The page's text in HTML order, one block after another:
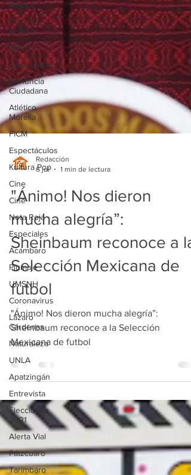
México
Chismes
políticos
AMLO
Universidad
Denuncia
Ciudadana
Atlético
Morelia
FICM
Espectáculos
Kultura Pop
Cine
Cine
Nota Roja
Especiales
Acámbaro
Plumaje
UMSNH
Coronavirus
Lázaro
Cárdenas
Naturaleza
UNLA
Apatzingán
Entrevista
Elecciones
2021
Alerta Vial
Pátzcuaro
Tarímbaro
6 jul
1 min de lectura
"Ánimo! Nos dieron
mucha alegría”:
Sheinbaum reconoce a la
Selección Mexicana de
futbol
"Ánimo! Nos dieron mucha alegría”:
Sheinbaum reconoce a la Selección
Mexicana de futbol